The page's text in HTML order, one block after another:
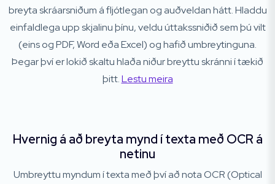
breyta skráarsniðum á fljótlegan og auðveldan hátt. Hladdu
einfaldlega upp skjalinu þínu, veldu úttakssniðið sem þú vilt
(eins og PDF, Word eða Excel) og hafið umbreytinguna.
Þegar því er lokið skaltu hlaða niður breyttu skránni í tækið
þitt.Lestu meira
Hvernig á að breyta mynd í texta með OCR á
netinu
Umbreyttu myndum í texta með því að nota OCR (Optical